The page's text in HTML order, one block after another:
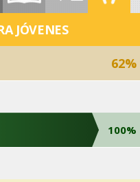
ENG
JÓVENES
62%
100%